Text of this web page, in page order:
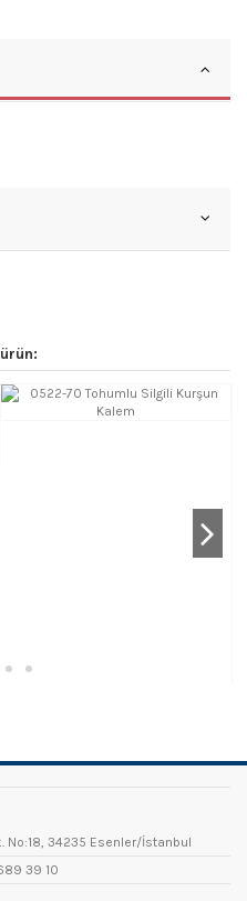
No:18, 34235 Esenler/İstanbul
39 10